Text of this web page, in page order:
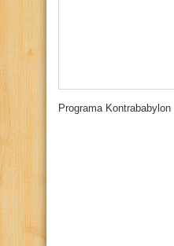
Programa Kontrababylon